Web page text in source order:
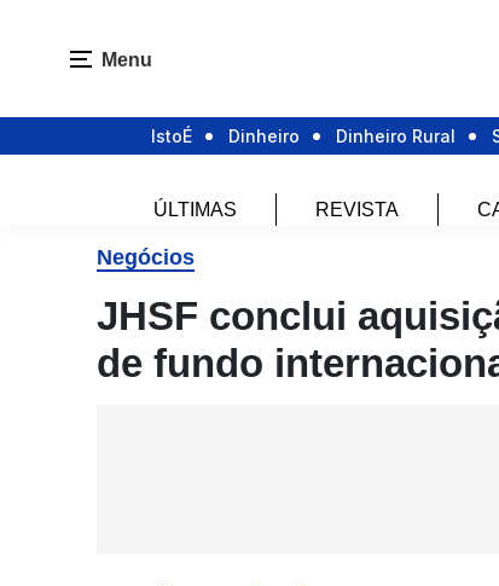
Menu
IstoÉ Dinheiro Dinheiro Rural
ÚLTIMAS REVISTA
Negócios
JHSF conclui
de fundo